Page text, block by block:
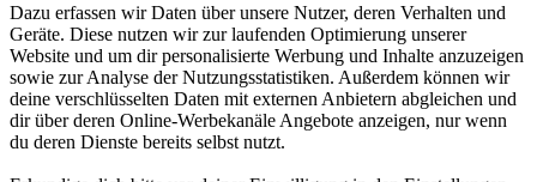
Dazu erfassen wir Daten über unsere Nutzer, deren Verhalten und
Geräte. Diese nutzen wir zur laufenden Optimierung unserer
Website und um dir personalisierte Werbung und Inhalte anzuzeigen
sowie zur Analyse der Nutzungsstatistiken. Außerdem können wir
deine verschlüsselten Daten mit externen Anbietern abgleichen und
dir über deren Online-Werbekanäle Angebote anzeigen, nur wenn
du deren Dienste bereits selbst nutzt.